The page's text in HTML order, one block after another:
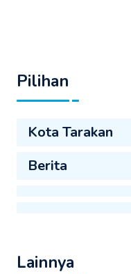
Pilihan
Kota Tarakan
Berita
Lainnya